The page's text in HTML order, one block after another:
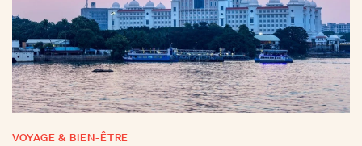
VOYAGE & BIEN-ÊTRE